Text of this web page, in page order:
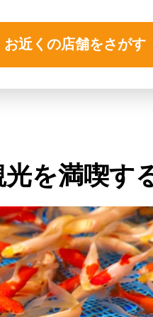
お近くの店舗をさがす
を満喫す